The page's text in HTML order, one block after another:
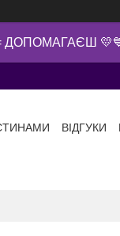
ДОПОМАГАЄШ
ВІДГУКИ